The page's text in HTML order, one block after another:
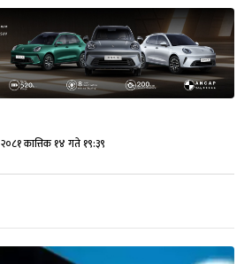
२०८१ कात्तिक १४ गते १९:३९